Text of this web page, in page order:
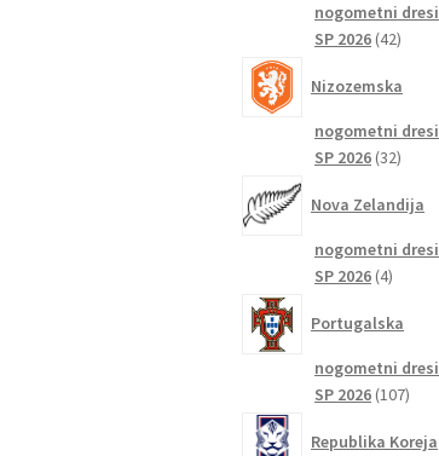
nogometni dresi
SP 2026 4242
Nizozemska
nogometni dresi
SP 2026 3232
Nova Zelandija
nogometni dresi
SP 2026 44
Portugalska
nogometni dresi
SP 2026 107107
Republika Koreja